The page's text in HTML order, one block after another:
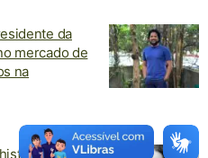
da
mercado de
na
de